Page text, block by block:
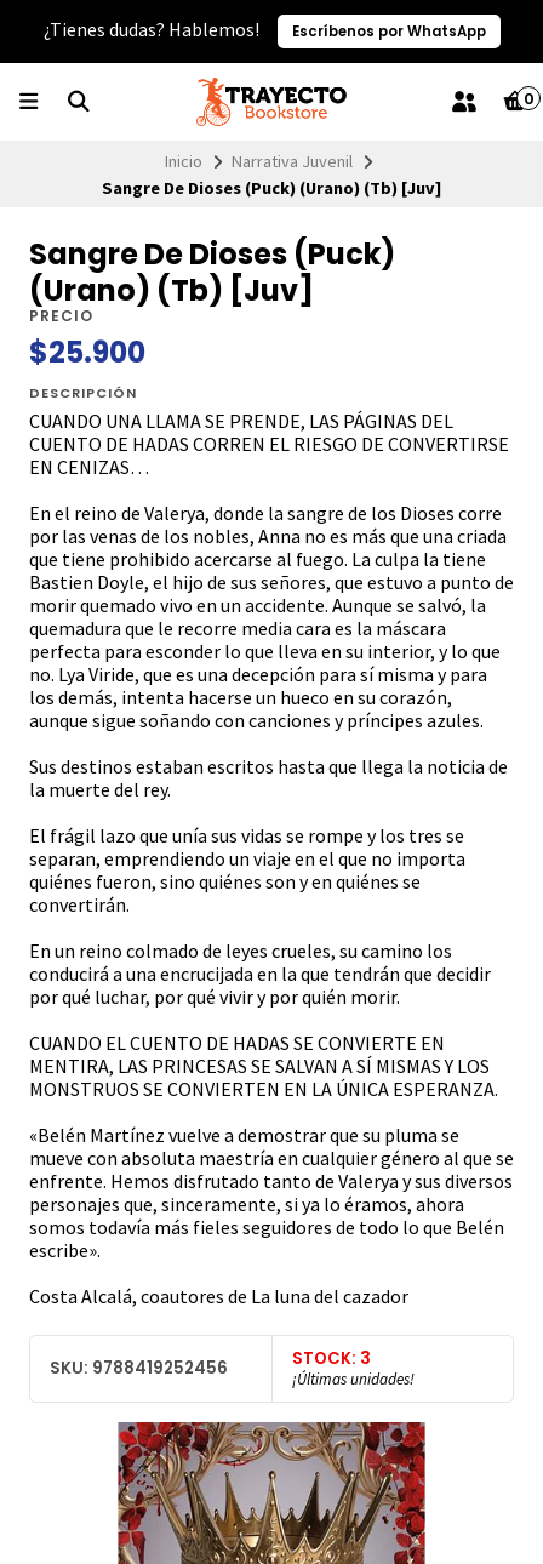
¿Tienes dudas? Hablemos! Escríbenos por WhatsApp
0
Inicio
Narrativa Juvenil
Sangre De Dioses (Puck) (Urano) (Tb) [Juv]
Sangre De Dioses (Puck)
(Urano) (Tb) [Juv]
PRECIO
$25.900
DESCRIPCIÓN
CUANDO UNA LLAMA SE PRENDE, LAS PÁGINAS DEL
CUENTO DE HADAS CORREN EL RIESGO DE CONVERTIRSE
EN CENIZAS…
En el reino de Valerya, donde la sangre de los Dioses corre
por las venas de los nobles, Anna no es más que una criada
que tiene prohibido acercarse al fuego. La culpa la tiene
Bastien Doyle, el hijo de sus señores, que estuvo a punto de
morir quemado vivo en un accidente. Aunque se salvó, la
quemadura que le recorre media cara es la máscara
perfecta para esconder lo que lleva en su interior, y lo que
no. Lya Viride, que es una decepción para sí misma y para
los demás, intenta hacerse un hueco en su corazón,
aunque sigue soñando con canciones y príncipes azules.
Sus destinos estaban escritos hasta que llega la noticia de
la muerte del rey.
El frágil lazo que unía sus vidas se rompe y los tres se
separan, emprendiendo un viaje en el que no importa
quiénes fueron, sino quiénes son y en quiénes se
convertirán.
En un reino colmado de leyes crueles, su camino los
conducirá a una encrucijada en la que tendrán que decidir
por qué luchar, por qué vivir y por quién morir.
CUANDO EL CUENTO DE HADAS SE CONVIERTE EN
MENTIRA, LAS PRINCESAS SE SALVAN A SÍ MISMAS Y LOS
MONSTRUOS SE CONVIERTEN EN LA ÚNICA ESPERANZA.
«Belén Martínez vuelve a demostrar que su pluma se
mueve con absoluta maestría en cualquier género al que se
enfrente. Hemos disfrutado tanto de Valerya y sus diversos
personajes que, sinceramente, si ya lo éramos, ahora
somos todavía más fieles seguidores de todo lo que Belén
escribe».
Costa Alcalá, coautores de La luna del cazador
SKU: 9788419252456 STOCK: 3
¡Últimas unidades!